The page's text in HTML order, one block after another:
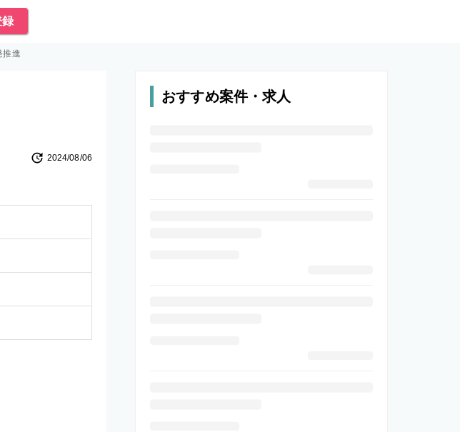
録
推進
2024/08/06
おすすめ案件・求人